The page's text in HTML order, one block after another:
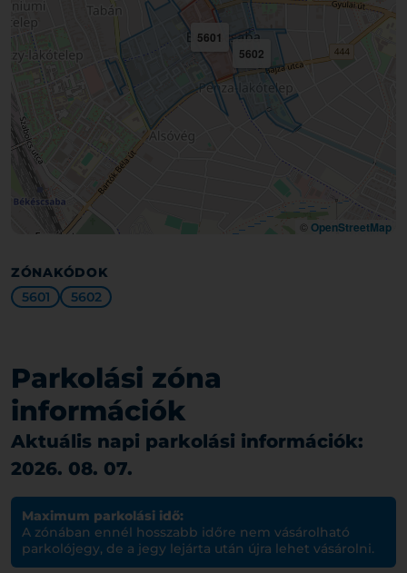
5601
5602
© OpenStreetMap
ZÓNAKÓDOK
5601
5602
Parkolási zóna
információk
Aktuális napi parkolási információk:
2026. 08. 07.
Maximum parkolási idő:
A zónában ennél hosszabb időre nem vásárolható
parkolójegy, de a jegy lejárta után újra lehet vásárolni.